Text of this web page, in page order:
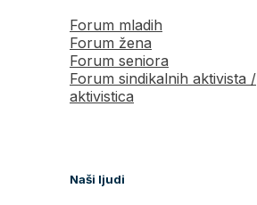
Forum mladih
Forum žena
Forum seniora
Forum sindikalnih aktivista /
aktivistica
Naši ljudi